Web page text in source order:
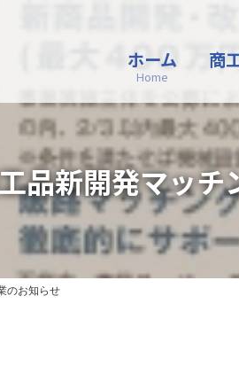
ホーム
Home
商
品新開発マッチ
のお知らせ